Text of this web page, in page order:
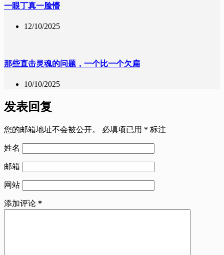
一眼丁真一脸懵
12/10/2025
那些直击灵魂的问题，一个比一个欠扁
10/10/2025
发表回复
您的邮箱地址不会被公开。 必填项已用 * 标注
姓名
邮箱
网站
添加评论 *